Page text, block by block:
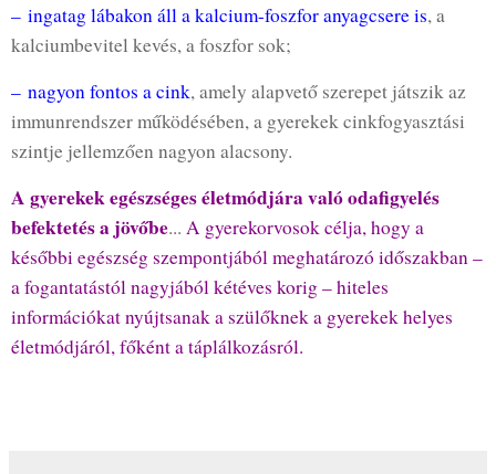
– ingatag lábakon áll a kalcium-foszfor anyagcsere is, a
kalciumbevitel kevés, a foszfor sok;
– nagyon fontos a cink, amely alapvető szerepet játszik az
immunrendszer működésében, a gyerekek cinkfogyasztási
szintje jellemzően nagyon alacsony.
A gyerekek egészséges életmódjára való odafigyelés
befektetés a jövőbe... A gyerekorvosok célja, hogy a
későbbi egészség szempontjából meghatározó időszakban –
a fogantatástól nagyjából kétéves korig – hiteles
információkat nyújtsanak a szülőknek a gyerekek helyes
életmódjáról, főként a táplálkozásról.